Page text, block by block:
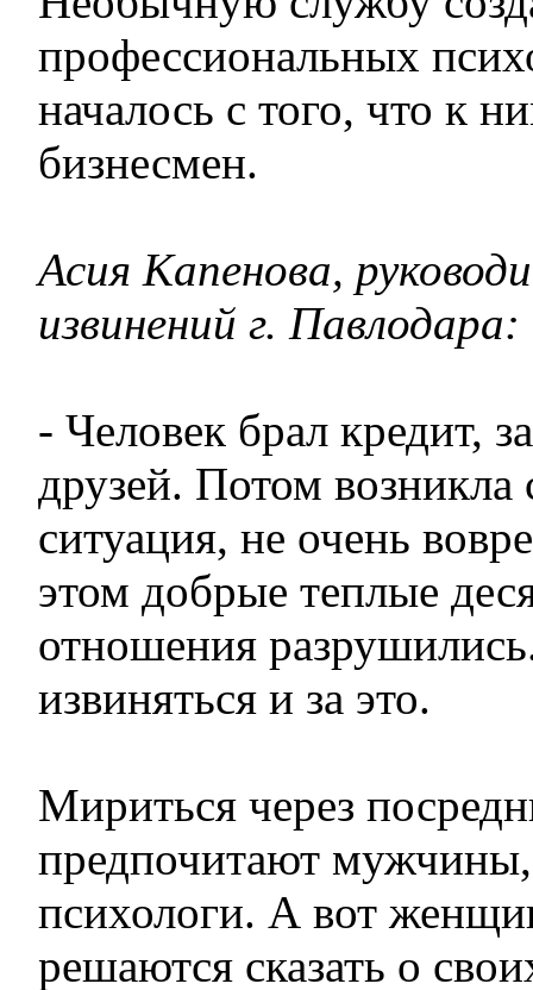
профессиональных
началось с того, что к
бизнесмен.
Асия Капенова,
извинений г. Павлодара:
- Человек брал кредит,
друзей. Потом возникла
ситуация, не очень
этом добрые теплые
отношения
извиняться и за это.
Мириться через
предпочитают мужчины,
психологи. А вот
решаются сказать о